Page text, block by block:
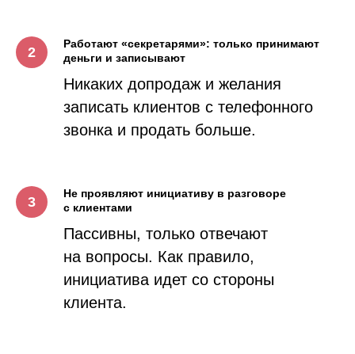
Работают «секретарями»: только принимают
деньги и записывают
Никаких допродаж и желания
записать клиентов с телефонного
звонка и продать больше.
Не проявляют инициативу в разговоре
с клиентами
Пассивны, только отвечают
на вопросы. Как правило,
инициатива идет со стороны
клиента.